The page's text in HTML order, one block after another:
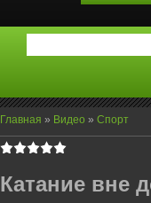
Главная » Видео » Спорт
Катание вне